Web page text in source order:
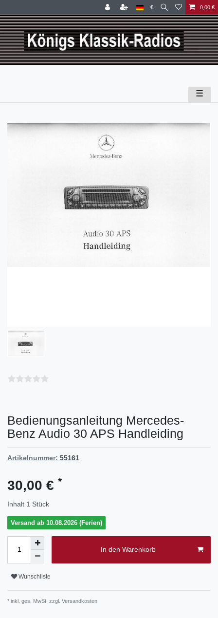
€ 0,00 €
☰
Bedienungsanleitung Mercedes-
Benz Audio 30 APS Handleiding
Artikelnummer: 55161
30,00 € *
Inhalt 1 Stück
Versand ab 10.08.2026 (Ferien)
In den Warenkorb
Wunschliste
* inkl. ges. MwSt. zzgl. Versandkosten